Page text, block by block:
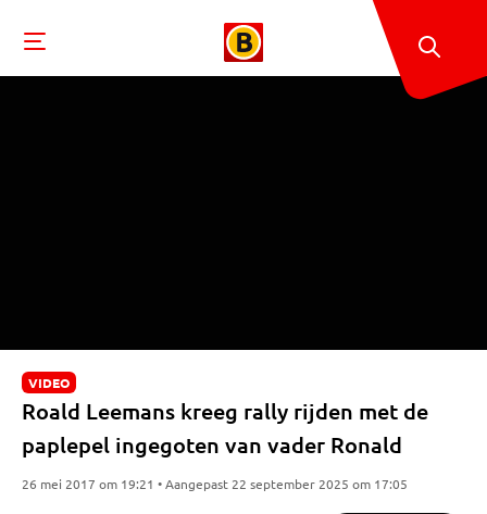
VIDEO
Roald Leemans kreeg rally rijden met de
paplepel ingegoten van vader Ronald
26 mei 2017 om 19:21 • Aangepast 22 september 2025 om 17:05